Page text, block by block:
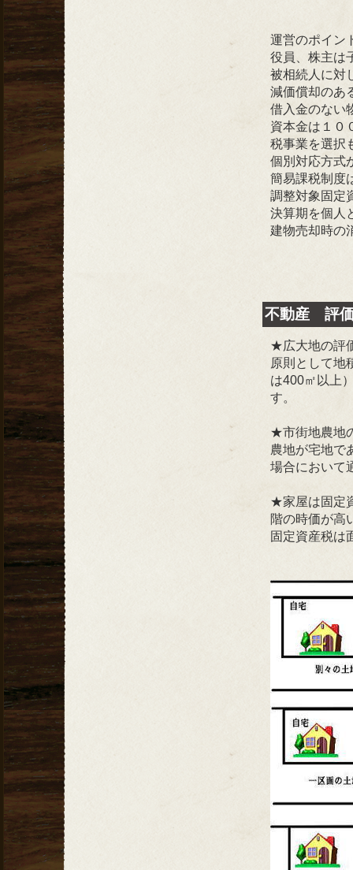
運営のポイン
役員、株主は
被相続人に対
減価償却のあ
借入金のない
資本金は１０
税事業を選択
個別対応方式
簡易課税制度
調整対象固定
決算期を個
建物売却時の
不動産 評
★広大地の評
原則として地
は400㎡以上
す。
★市街地農地
農地が宅地で
場合において
★家屋は固定
階の時価が高
固定資産税は